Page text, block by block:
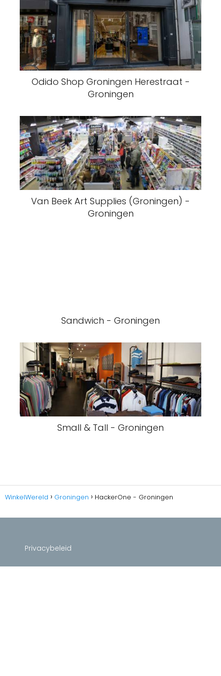
Odido Shop Groningen Herestraat -
Groningen
Van Beek Art Supplies (Groningen) -
Groningen
Sandwich - Groningen
Small & Tall - Groningen
WinkelWereld Groningen HackerOne - Groningen
Privacybeleid